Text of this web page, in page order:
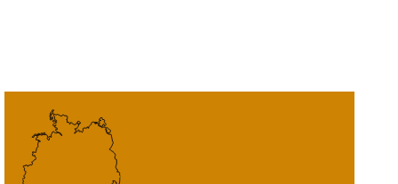
4. März 2021